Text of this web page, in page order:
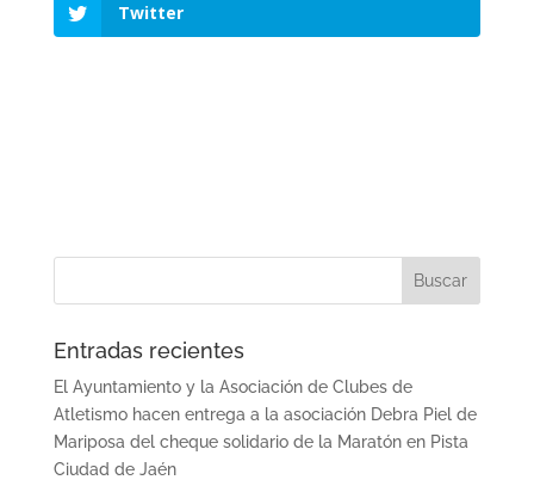
Twitter
Entradas recientes
El Ayuntamiento y la Asociación de Clubes de
Atletismo hacen entrega a la asociación Debra Piel de
Mariposa del cheque solidario de la Maratón en Pista
Ciudad de Jaén